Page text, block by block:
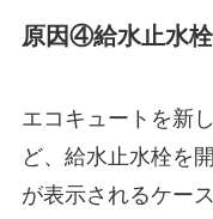
原因④給水止水
エコキュートを新
ど、給水止水栓を
が表示されるケー